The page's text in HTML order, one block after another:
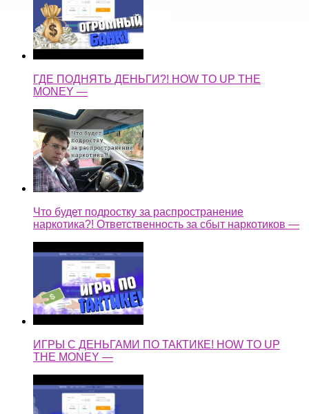
Что будет подростку за распространение
наркотика?! Ответственность за сбыт наркотиков —
ИГРЫ С ДЕНЬГАМИ ПО ТАКТИКЕ! HOW TO UP
THE MONEY —
ТАКТИКА ДЛЯ БОЛЬШИХ ДЕНЕГ! / HOW TO UP
THE MONEY —